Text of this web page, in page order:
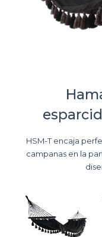
HSM-T encaja
campanas en la